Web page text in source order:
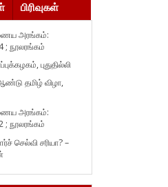
பிரிவுகள்
அரங்கம்:
; நூலரங்கம்
புதுதில்லி
தமிழ் விழா,
அரங்கம்:
; நூலரங்கம்
செல்வி சரியா? –